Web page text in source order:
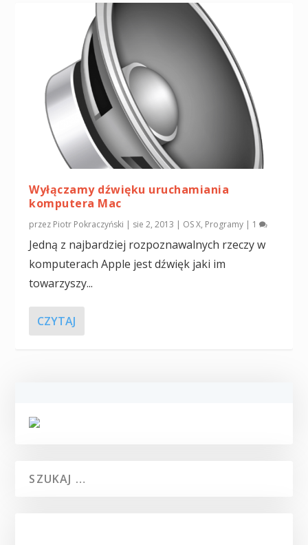
Wyłączamy dźwięku uruchamiania
komputera Mac
przez Piotr Pokraczyński | sie 2, 2013 | OS X, Programy | 1
Jedną z najbardziej rozpoznawalnych rzeczy w
komputerach Apple jest dźwięk jaki im
towarzyszy...
CZYTAJ